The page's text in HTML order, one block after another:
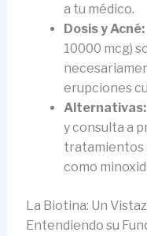
a tu médico.
Dosis y Acné:
10000 mcg)
erupciones
Alternativas:
y consulta a
tratamientos
como
La Biotina: Un
Entendiendo su